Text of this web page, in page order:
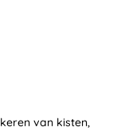
van kisten,